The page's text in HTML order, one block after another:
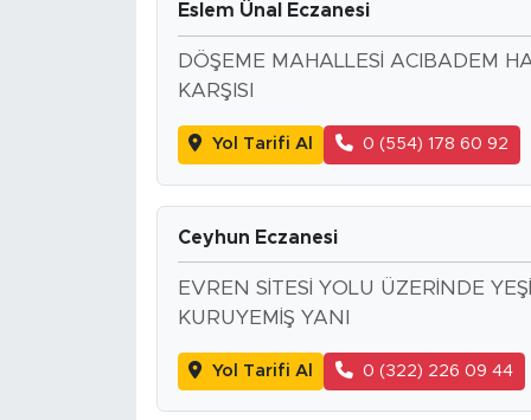
Eslem Ünal Eczanesi
DÖŞEME MAHALLESİ ACIBADEM
KARŞISI
Yol Tarifi Al 0 (554) 178 60 92
Ceyhun Eczanesi
EVREN SİTESİ YOLU ÜZERİNDE
KURUYEMİŞ YANI
Yol Tarifi Al 0 (322) 226 09 44